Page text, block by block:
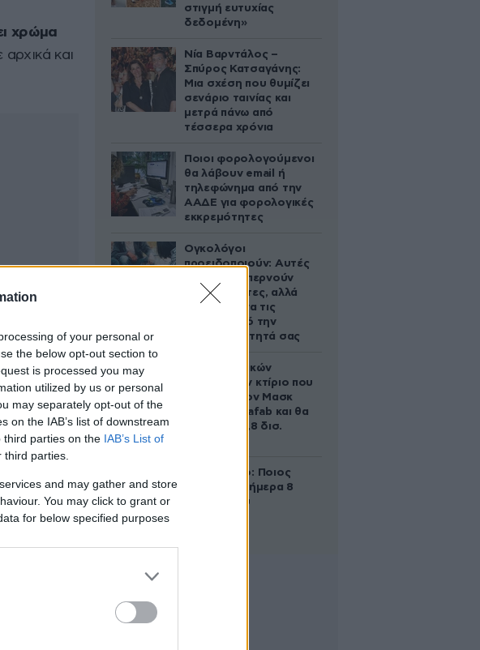
of your personal or
the below opt-out section to
is processed you may
utilized by us or personal
may separately opt-out of the
on the IAB’s list of downstream
third parties on the IAB’s List of
parties.
and may gather and store
You may click to grant or
for below specified purposes
χρώμα
και
Αν δεν
στιγμή ευτυχίας
δεδομένη»
Νία Βαρντάλος –
Σπύρος Κατσαγάνης:
Μια σχέση που θυμίζει
σενάριο ταινίας και
μετρά πάνω από
τέσσερα χρόνια
Ποιοι φορολογούμενοι
θα λάβουν email ή
τηλεφώνημα από την
ΑΑΔΕ για φορολογικές
εκκρεμότητες
Ογκολόγοι
προειδοποιούν: Αυτές
οι τροφές, περνούν
απαρατήρητες, αλλά
καλό είναι να τις
βγάλετε από την
καθημερινότητά σας
Το φαραωνικών
διαστάσεων κτίριο που
χτίζει ο Έλον Μασκ
λέγεται Terafab και θα
κοστίσει 16,8 δισ.
Εορτολόγιο: Ποιος
γιορτάζει σήμερα 8
Αυγούστου